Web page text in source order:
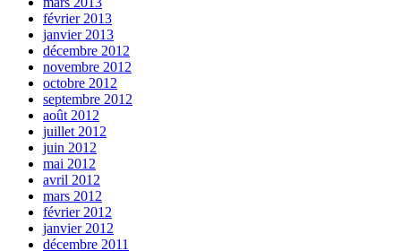
février 2013
janvier 2013
décembre 2012
novembre 2012
octobre 2012
septembre 2012
août 2012
juillet 2012
juin 2012
mai 2012
avril 2012
mars 2012
février 2012
janvier 2012
décembre 2011